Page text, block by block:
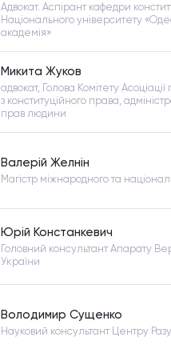
Адвокат. Аспірант кафедри
Національного університету
академія»
Микита Жуков
адвокат, Голова Комітету
з конституційного права,
прав людини
Валерій Желнін
Магістр міжнародного та
Юрій Констанкевич
Головний консультант Апарату
України
Володимир Сущенко
Науковий консультант Центру